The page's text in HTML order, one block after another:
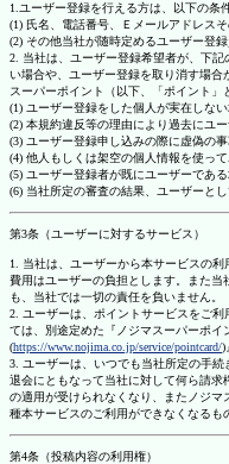
1.ユーザー登録を行える方は、以下の条
(1) 氏名、電話番号、Ｅメールアドレス
(2) その他当社が随時定めるユーザー登
2. 当社は、ユーザー登録希望者が、下
い場合や、ユーザー登録を取り消す場
スーパーポイント（以下、「ポイント」
(1) ユーザー登録をした個人が実在しな
(2) 本規約違反等の理由により過去にユ
(3) ユーザー登録申し込みの際に虚偽の
(4) 他人もしくは架空の個人情報を使っ
(5) ユーザー登録者が既にユーザーであ
(6) 当社所定の審査の結果、ユーザーと
第3条（ユーザーに対するサービス）
1. 当社は、ユーザーから本サービスの
費用はユーザーの負担とします。また
も、当社では一切の責任を負いません。
2. ユーザーは、ポイントサービスをご
ては、別途定めた『ノジマスーパーポイ
(https://www.nojima.co.jp/service/pointcard/)
3. ユーザーは、いつでも当社所定の手
退会にともなって当社に対して何ら請求
の適用が受けられなくなり、またノジ
種本サービスのご利用ができなくなるも
第4条（投稿内容の利用権）